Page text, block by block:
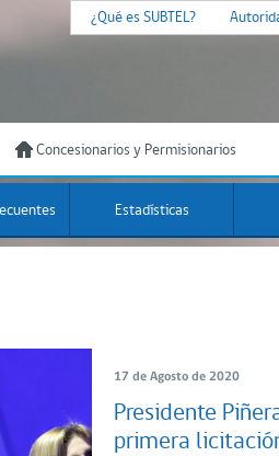
¿Qué es SUBTEL?
Concesionarios y Permisionarios
Estadísticas
17 de Agosto de 2020
Presidente
primera